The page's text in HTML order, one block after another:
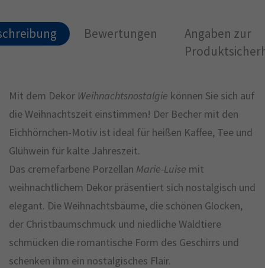
Bewertungen
Angaben zur
Mit dem Dekor Weihnachtsnostalgie können Sie sich auf
die Weihnachtszeit einstimmen! Der Becher mit den
Eichhörnchen-Motiv ist ideal für heißen Kaffee, Tee und
Glühwein für kalte Jahreszeit.
Das cremefarbene Porzellan Marie-Luise mit
weihnachtlichem Dekor präsentiert sich nostalgisch und
elegant. Die Weihnachtsbäume, die schönen Glocken,
der Christbaumschmuck und niedliche Waldtiere
schmücken die romantische Form des Geschirrs und
schenken ihm ein nostalgisches Flair.